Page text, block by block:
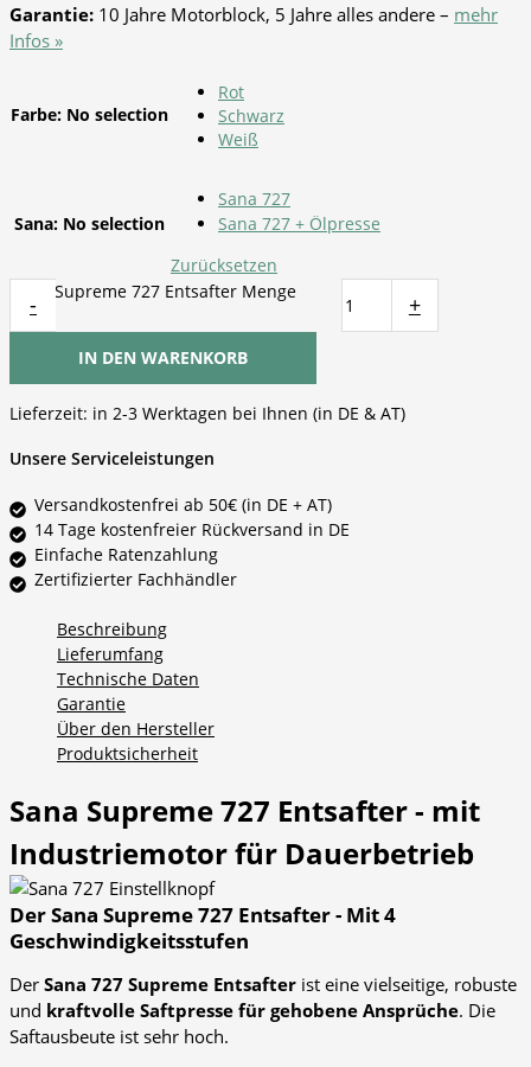
Garantie: 10 Jahre Motorblock, 5 Jahre alles andere – mehr
Infos »
Farbe: No selection
Rot
Schwarz
Weiß
Sana: No selection
Sana 727
Sana 727 + Ölpresse
Zurücksetzen
-
Sana Supreme 727 Entsafter Menge +
IN DEN WARENKORB
Lieferzeit: in 2-3 Werktagen bei Ihnen (in DE & AT)
Unsere Serviceleistungen
Versandkostenfrei ab 50€ (in DE + AT)
14 Tage kostenfreier Rückversand in DE
Einfache Ratenzahlung
Zertifizierter Fachhändler
Beschreibung
Lieferumfang
Technische Daten
Garantie
Über den Hersteller
Produktsicherheit
Sana Supreme 727 Entsafter - mit
Industriemotor für Dauerbetrieb
Der Sana Supreme 727 Entsafter - Mit 4
Geschwindigkeitsstufen
Der Sana 727 Supreme Entsafter ist eine vielseitige, robuste
und kraftvolle Saftpresse für gehobene Ansprüche. Die
Saftausbeute ist sehr hoch.